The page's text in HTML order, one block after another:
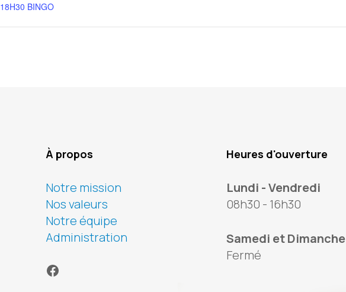
18H30 BINGO
À propos
Notre mission
Nos valeurs
Notre équipe
Administration
Facebook
Heures d'ouverture
Lundi - Vendredi
08h30 - 16h30
Samedi et Dimanche
Fermé